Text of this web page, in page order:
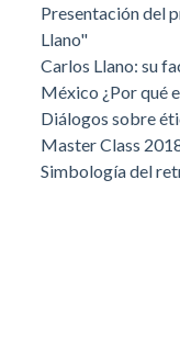
Presentación del
Llano"
Carlos Llano: su
México ¿Por qué
Diálogos sobre
Master Class
Simbología del